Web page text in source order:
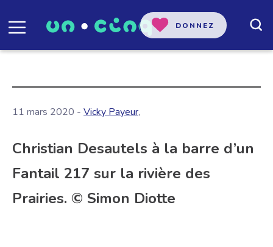
DONNEZ
11 mars 2020 - Vicky Payeur,
Christian Desautels à la barre d’un
Fantail 217 sur la rivière des
Prairies. © Simon Diotte